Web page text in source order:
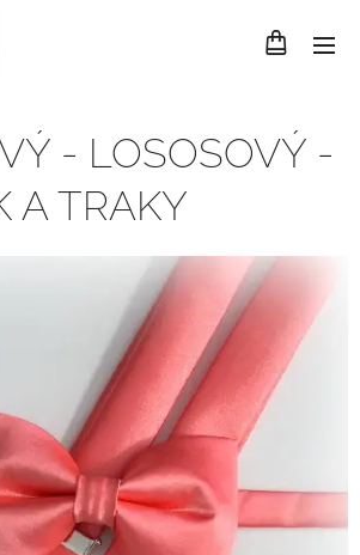
- LOSOSOVÝ -
A TRAKY